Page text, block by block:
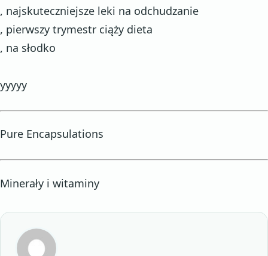
, najskuteczniejsze leki na odchudzanie
, pierwszy trymestr ciąży dieta
, na słodko
yyyyy
Pure Encapsulations
Minerały i witaminy